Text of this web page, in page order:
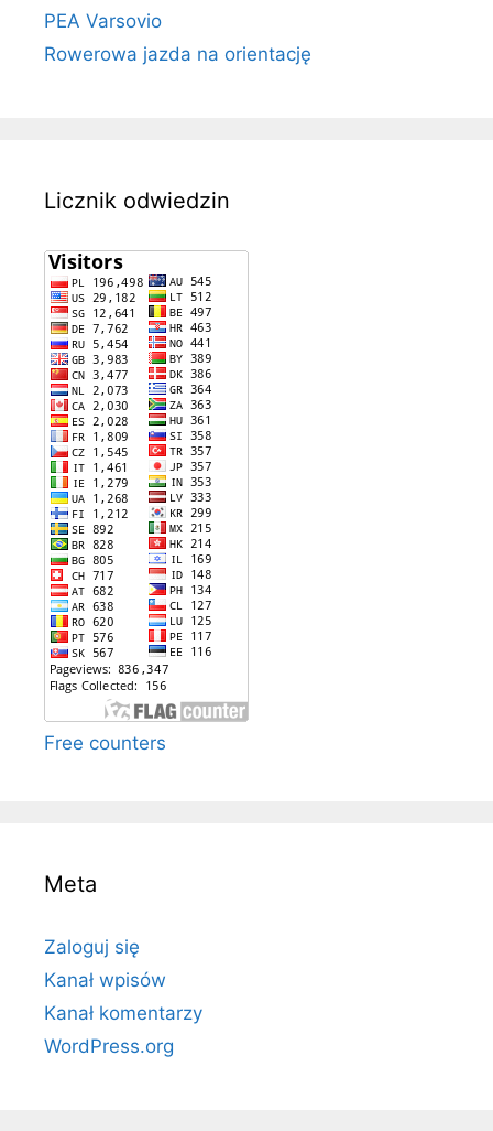
PEA Varsovio
Rowerowa jazda na orientację
Licznik odwiedzin
Free counters
Meta
Zaloguj się
Kanał wpisów
Kanał komentarzy
WordPress.org